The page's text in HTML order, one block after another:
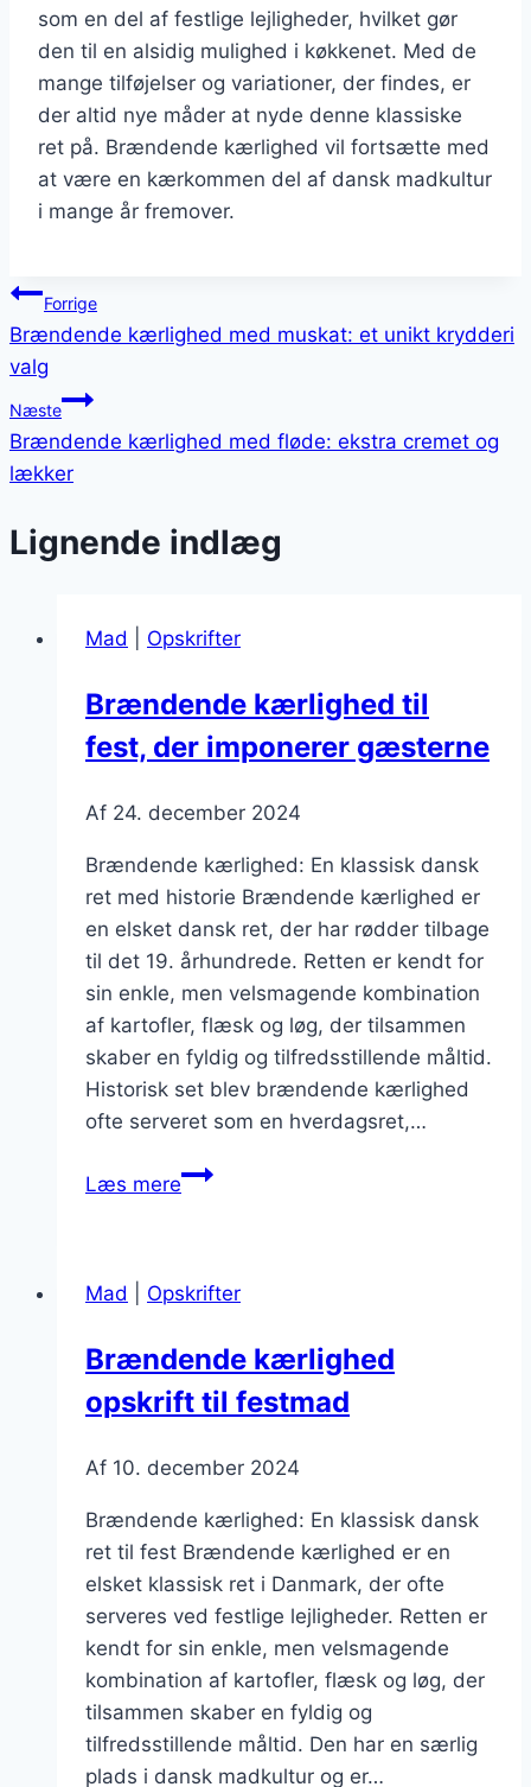
som en del af festlige lejligheder, hvilket gør
den til en alsidig mulighed i køkkenet. Med de
mange tilføjelser og variationer, der findes, er
der altid nye måder at nyde denne klassiske
ret på. Brændende kærlighed vil fortsætte med
at være en kærkommen del af dansk madkultur
i mange år fremover.
Indlægsnavigation
Forrige
Brændende kærlighed med muskat: et unikt krydderi
valg
Næste
Brændende kærlighed med fløde: ekstra cremet og
lækker
Lignende indlæg
Mad Opskrifter
Brændende kærlighed til
fest, der imponerer gæsterne
Af 24. december 2024
Brændende kærlighed: En klassisk dansk
ret med historie Brændende kærlighed er
en elsket dansk ret, der har rødder tilbage
til det 19. århundrede. Retten er kendt for
sin enkle, men velsmagende kombination
af kartofler, flæsk og løg, der tilsammen
skaber en fyldig og tilfredsstillende måltid.
Historisk set blev brændende kærlighed
ofte serveret som en hverdagsret,…
Læs mereBrændende
der
gæsterne
Mad Opskrifter
Brændende kærlighed
opskrift til festmad
Af 10. december 2024
Brændende kærlighed: En klassisk dansk
ret til fest Brændende kærlighed er en
elsket klassisk ret i Danmark, der ofte
serveres ved festlige lejligheder. Retten er
kendt for sin enkle, men velsmagende
kombination af kartofler, flæsk og løg, der
tilsammen skaber en fyldig og
tilfredsstillende måltid. Den har en særlig
plads i dansk madkultur og er…